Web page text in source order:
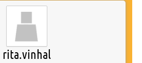
rita.vinhal